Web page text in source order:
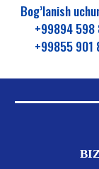
Bog’lanish
+99894 598
+99855 901